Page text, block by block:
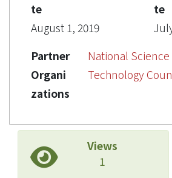
te
August 1, 2019
te
Partner
Organi
zations
National Science
Technology
Views
1